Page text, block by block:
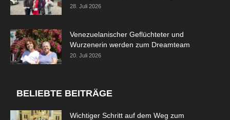
28. Juli 2026
Venezuelanischer Geflüchteter und
Wurzenerin werden zum Dreamteam
20. Juli 2026
BELIEBTE BEITRÄGE
Wichtiger Schritt auf dem Weg zum